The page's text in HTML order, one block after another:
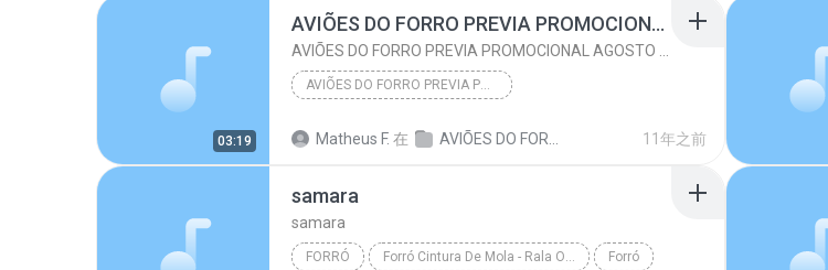
03:19
AVIÕES DO FORRO PREVIA PROMOCIONAL AGOSTO 2015 LAPADA PRA PAREDÃO @BRUNO CDS
AVIÕES DO FORRO PREVIA PROMOCIONAL AGOSTO 2015 LAPADA PRA PAREDÃO @BRUNO CDS
Matheus F. 在 11年之前
samara
samara
FORRÓ Forró Cintura De Mola - Rala O Coco Forró